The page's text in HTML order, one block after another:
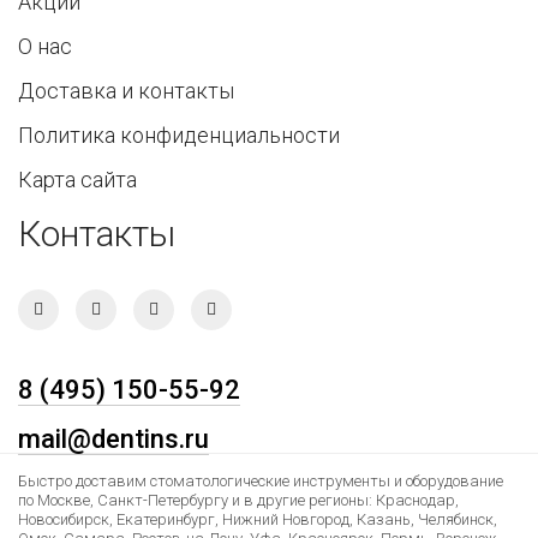
О нас
Доставка и контакты
Политика конфиденциальности
Карта сайта
Контакты
8 (495) 150-55-92
mail@dentins.ru
Быстро доставим стоматологические инструменты и оборудование
по Москве, Санкт-Петербургу и в другие регионы: Краснодар,
Новосибирск, Екатеринбург, Нижний Новгород, Казань, Челябинск,